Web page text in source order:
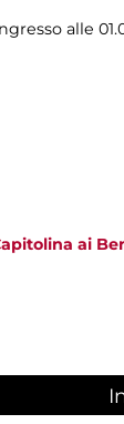
alle
ai